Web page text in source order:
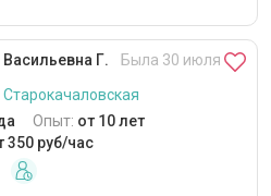
Васильевна Г.
Была 30 июля
Опыт: от 10 лет
350 руб/час